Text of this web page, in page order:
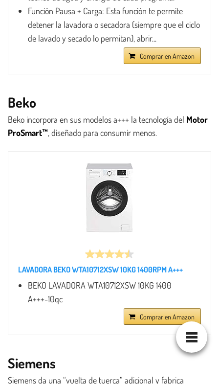
Función Pausa + Carga: Esta función te permite
detener la lavadora o secadora (siempre que el ciclo
de lavado y secado lo permitan), abrir...
Comprar en Amazon
Beko
Beko incorpora en sus modelos a+++ la tecnología del Motor
ProSmart™, diseñado para consumir menos.
LAVADORA BEKO WTA10712XSW 10KG 1400RPM A+++
BEKO LAVADORA WTA10712XSW 10KG 1400
A+++-10qc
Comprar en Amazon
Siemens
Siemens da una “vuelta de tuerca” adicional y fabrica